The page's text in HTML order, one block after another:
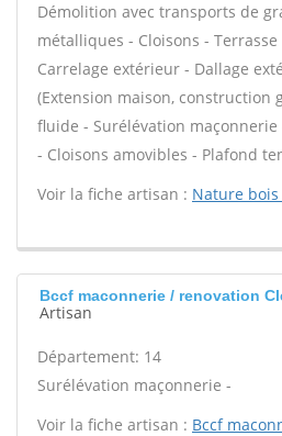
Démolition avec transports de
métalliques - Cloisons -
Carrelage extérieur - Dallage
(Extension maison, construction
fluide - Surélévation
- Cloisons amovibles - Plafond
Voir la fiche artisan : Nature
Bccf maconnerie / renovation
Artisan
Département: 14
Surélévation maçonnerie -
Voir la fiche artisan : Bccf